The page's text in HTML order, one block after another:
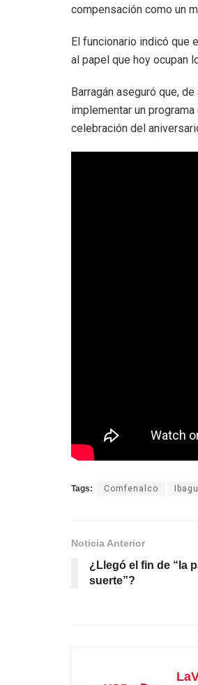
compensación como un
El funcionario indicó que
al papel que hoy ocupan
Barragán aseguró que,
implementar un
celebración del
Tags: Comfenalco
Noticia Anterior
¿Llegó el fin de “la
suerte”?